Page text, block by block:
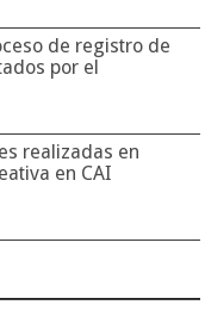
de registro de
por el
realizadas en
en CAI